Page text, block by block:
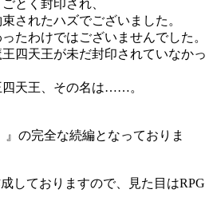
とく封印され、
されたハズでございました。
たわけではございませんでした。
四天王が未だ封印されていなかっ
天王、その名は……。
の完全な続編となっておりま
しておりますので、見た目はRPG